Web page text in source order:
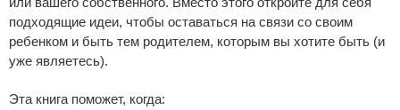
подходящие идеи, чтобы оставаться на связи со своим
ребенком и быть тем родителем, которым вы хотите быть (и
уже являетесь).
Эта книга поможет, когда: